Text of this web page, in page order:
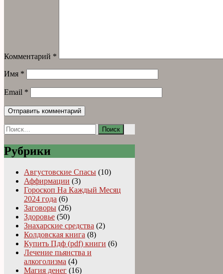
Комментарий *
Имя *
Email *
Найти:
Рубрики
Августовские Спасы (10)
Аффирмации (3)
Гороскоп На Каждый Месяц
2024 года (6)
Заговоры (26)
Здоровье (50)
Знахарские средства (2)
Колдовская книга (8)
Купить Пдф (pdf) книги (6)
Лечение пьянства и
алкоголизма (4)
Магия денег (16)